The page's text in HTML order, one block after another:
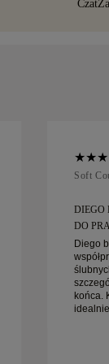
Czat
Soft
DIEGO
DO
Diego
końca.